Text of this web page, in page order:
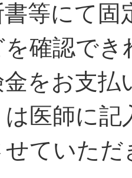
等にて
確認で
をお支
医師に
せていただ